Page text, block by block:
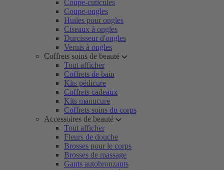
Coupe-cuticules
Coupe-ongles
Huiles pour ongles
Ciseaux à ongles
Durcisseur d'ongles
Vernis à ongles
Coffrets soins de beauté
Tout afficher
Coffrets de bain
Kits pédicure
Coffrets cadeaux
Kits manucure
Coffrets soins du corps
Accessoires de beauté
Tout afficher
Fleurs de douche
Brosses pour le corps
Brosses de massage
Gants autobronzants